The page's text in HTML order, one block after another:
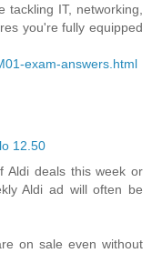
tackling IT, networking,
you're fully equipped
exam-answers.html
12.50
Aldi deals this week or
Aldi ad will often be
on sale even without